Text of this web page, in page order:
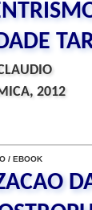
2012
/ EBOOK